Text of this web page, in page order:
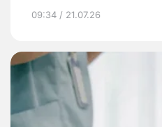
09:34 / 21.07.26